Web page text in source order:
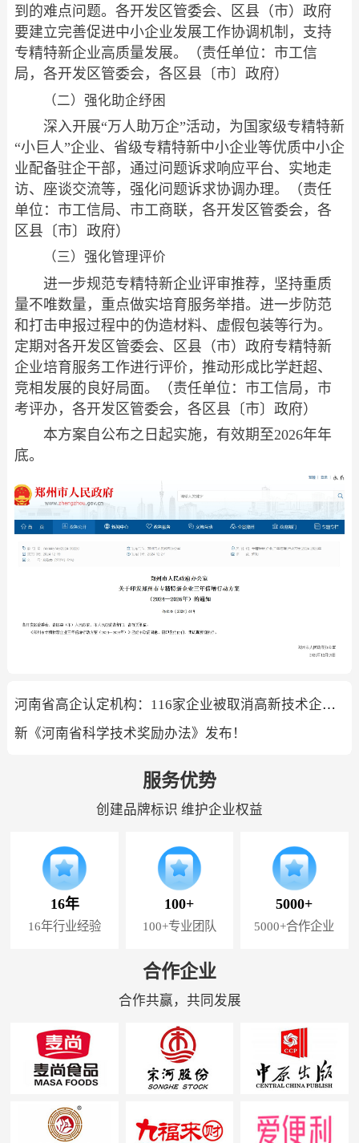
到的难点问题。各开发区管委会、区县（市）政府
要建立完善促进中小企业发展工作协调机制，支持
专精特新企业高质量发展。（责任单位：市工信
局，各开发区管委会，各区县〔市〕政府）
（二）强化助企纾困
深入开展“万人助万企”活动，为国家级专精特新
“小巨人”企业、省级专精特新中小企业等优质中小企
业配备驻企干部，通过问题诉求响应平台、实地走
访、座谈交流等，强化问题诉求协调办理。（责任
单位：市工信局、市工商联，各开发区管委会，各
区县〔市〕政府）
（三）强化管理评价
进一步规范专精特新企业评审推荐，坚持重质
量不唯数量，重点做实培育服务举措。进一步防范
和打击申报过程中的伪造材料、虚假包装等行为。
定期对各开发区管委会、区县（市）政府专精特新
企业培育服务工作进行评价，推动形成比学赶超、
竞相发展的良好局面。（责任单位：市工信局，市
考评办，各开发区管委会，各区县〔市〕政府）
本方案自公布之日起实施，有效期至2026年年
底。
河南省高企认定机构：116家企业被取消高新技术企业资格
新《河南省科学技术奖励办法》发布！
服务优势
创建品牌标识 维护企业权益
16年
16年行业经验
100+
100+专业团队
5000+
5000+合作企业
合作企业
合作共赢，共同发展